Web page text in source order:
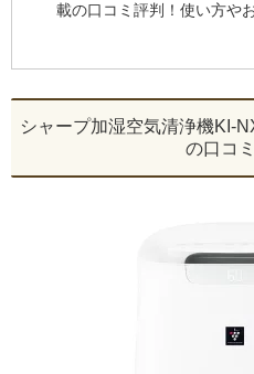
載の口コミ評判！使い方や
シャープ加湿空気清浄機KI-
の口コ